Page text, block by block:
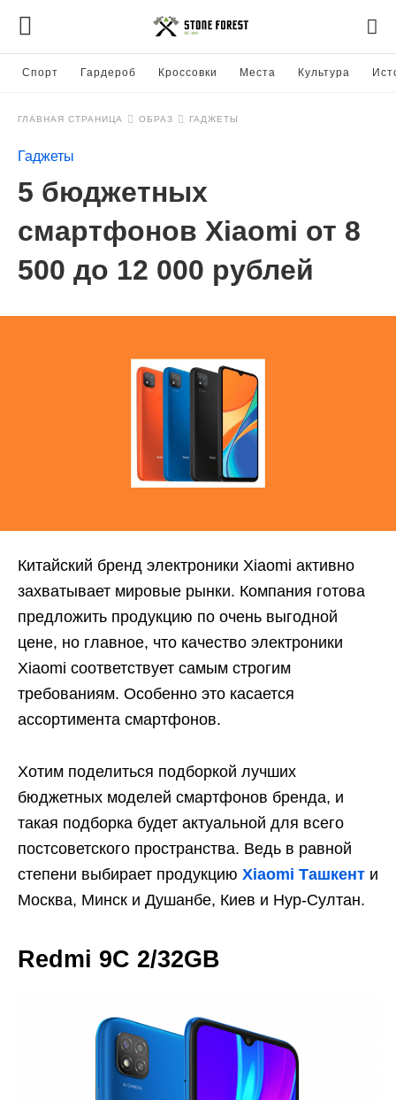
Спорт Гардероб Кроссовки Места Культура
ГЛАВНАЯ СТРАНИЦА ОБРАЗ ГАДЖЕТЫ
Гаджеты
5 бюджетных
смартфонов Xiaomi от 8
500 до 12 000 рублей
Китайский бренд электроники Xiaomi активно
захватывает мировые рынки. Компания готова
предложить продукцию по очень выгодной
цене, но главное, что качество электроники
Xiaomi соответствует самым строгим
требованиям. Особенно это касается
ассортимента смартфонов.
Хотим поделиться подборкой лучших
бюджетных моделей смартфонов бренда, и
такая подборка будет актуальной для всего
постсоветского пространства. Ведь в равной
степени выбирает продукцию Xiaomi Ташкент и
Москва, Минск и Душанбе, Киев и Нур-Султан.
Redmi 9C 2/32GB